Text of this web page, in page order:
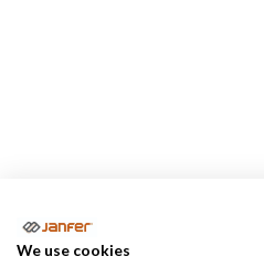
Para el CALOR
We use cookies